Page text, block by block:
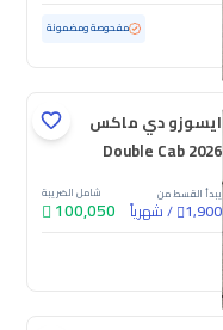
مفحوصة ومضمونة
ايسوزو دي ماكس
Double Cab 2026
يبدأ القسط من
1,900
/شهرياً
شامل الضريبة
100,050